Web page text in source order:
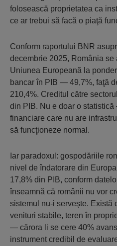
folosească proprietatea ca
ce ar trebui să facă o piaţă
Conform raportului BNR
decembrie 2025, România se
Uniunea Europeană la
bancar în PIB — 49,7%, faţă
210,4%. Creditul către
din PIB. Nu e doar o
financiare care nu are
să funcţioneze normal.
Iar paradoxul: gospodăriile
nivel de îndatorare din
17,8% din PIB, conform
înseamnă că românii nu vor
sistemul nu-i serveşte.
venituri stabile, teren în
— cărora li se cere 40%
instrument credibil de